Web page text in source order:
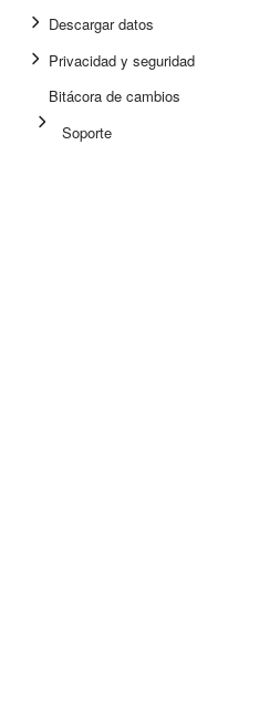
Descargar datos
Privacidad y seguridad
Bitácora de cambios
Soporte